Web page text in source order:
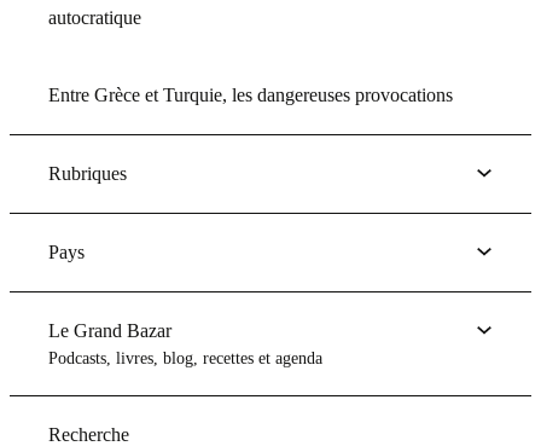
autocratique
Entre Grèce et Turquie, les dangereuses provocations
Rubriques
Pays
Le Grand Bazar
Podcasts, livres, blog, recettes et agenda
Recherche